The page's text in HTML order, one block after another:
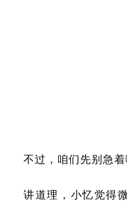
不过，咱们先别急着
讲道理，小忆觉得